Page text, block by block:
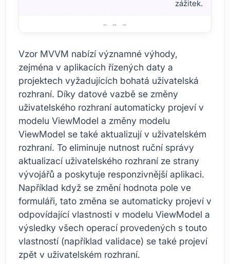
zážitek.
Vzor MVVM nabízí významné výhody,
zejména v aplikacích řízených daty a
projektech vyžadujících bohatá uživatelská
rozhraní. Díky datové vazbě se změny
uživatelského rozhraní automaticky projeví v
modelu ViewModel a změny modelu
ViewModel se také aktualizují v uživatelském
rozhraní. To eliminuje nutnost ruční správy
aktualizací uživatelského rozhraní ze strany
vývojářů a poskytuje responzivnější aplikaci.
Například když se změní hodnota pole ve
formuláři, tato změna se automaticky projeví v
odpovídající vlastnosti v modelu ViewModel a
výsledky všech operací provedených s touto
vlastností (například validace) se také projeví
zpět v uživatelském rozhraní.